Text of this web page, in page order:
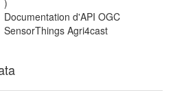
Documentation d'API OGC
SensorThings Agri4cast